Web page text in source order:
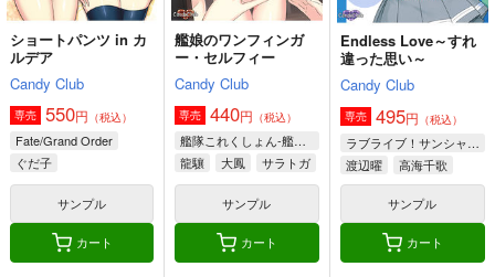
カート
ショートパンツ in カ
ルデア
Candy Club
専売 550円 （税込）
Fate/Grand Order
ぐだ子
マシュ・キリエライト
サンプル
カート
艦娘のワンフィンガ
ー・セルフィー
Candy Club
専売 440円 （税込）
艦隊これくしょん-艦これ-
龍驤
大鳳 サラトガ
サンプル
カート
Endless Love～すれ
違った思い～
Candy Club
専売 495円 （税込）
ラブライブ！サンシャイン!!
渡辺曜
高海千歌
桜内梨子
サンプル
カート